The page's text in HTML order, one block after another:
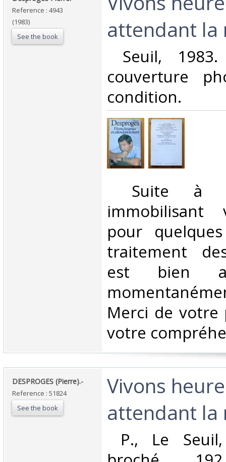
Reference : 4943
(1983)
See the book
attendant la
Seuil,
couverture
condition. ‎
Suite à
immobilisant
pour
traitement
est bien
Merci de votre
votre
‎DESPROGES (Pierre).-‎
Reference : 51824
See the book
‎Vivons
attendant la
P., Le